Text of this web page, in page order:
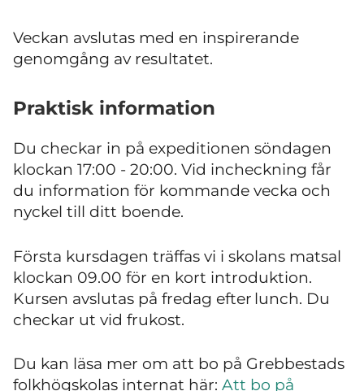
Veckan avslutas med en inspirerande
genomgång av resultatet.
Praktisk information
Du checkar in på expeditionen söndagen
klockan 17:00 - 20:00. Vid incheckning får
du information för kommande vecka och
nyckel till ditt boende.
Första kursdagen träffas vi i skolans matsal
klockan 09.00 för en kort introduktion.
Kursen avslutas på fredag efter lunch. Du
checkar ut vid frukost.
Du kan läsa mer om att bo på Grebbestads
folkhögskolas internat här: Att bo på